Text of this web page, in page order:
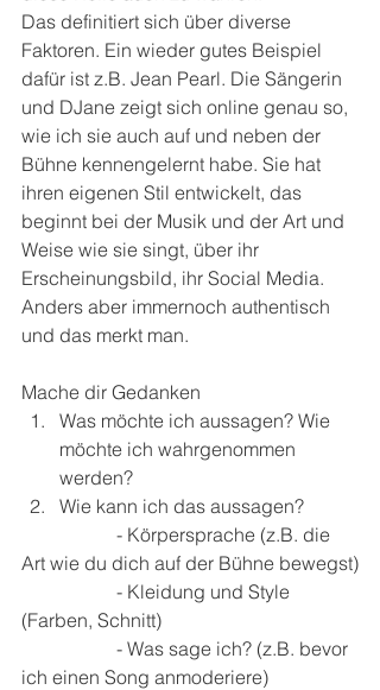
Das definitiert sich über diverse
Faktoren. Ein wieder gutes Beispiel
dafür ist z.B. Jean Pearl. Die Sängerin
und DJane zeigt sich online genau so,
wie ich sie auch auf und neben der
Bühne kennengelernt habe. Sie hat
ihren eigenen Stil entwickelt, das
beginnt bei der Musik und der Art und
Weise wie sie singt, über ihr
Erscheinungsbild, ihr Social Media.
Anders aber immernoch authentisch
und das merkt man.
Mache dir Gedanken
Was möchte ich aussagen? Wie
möchte ich wahrgenommen
werden?
Wie kann ich das aussagen?
Art wie du dich auf der Bühne bewegst)
(Farben, Schnitt)
ich einen Song anmoderiere)